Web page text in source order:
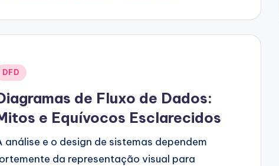
DFD
de Fluxo de Dados:
e Equívocos Esclarecidos
análise e o design de sistemas dependem
da representação visual para